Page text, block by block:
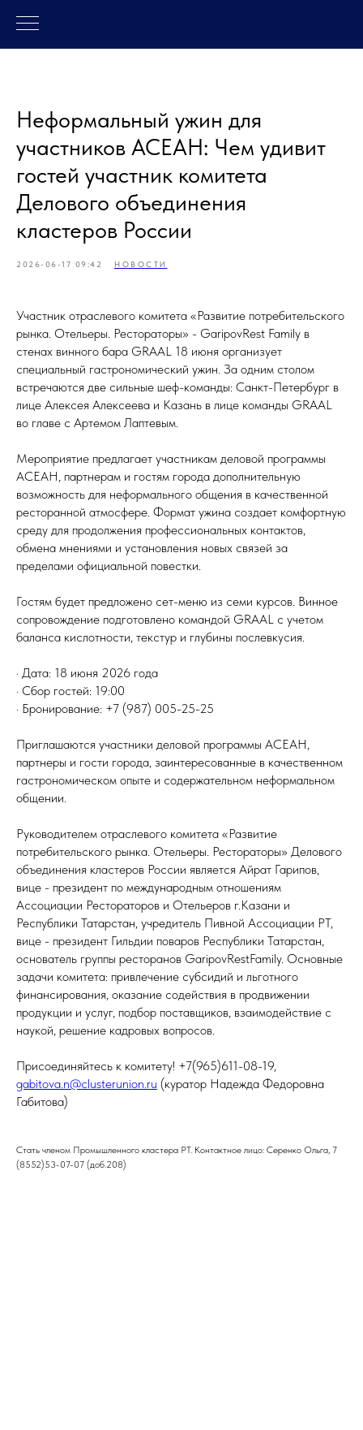
Неформальный ужин для
участников АСЕАН: Чем удивит
гостей участник комитета
Делового объединения
кластеров России
2026-06-17 09:42 НОВОСТИ
Участник отраслевого комитета «Развитие потребительского
рынка. Отельеры. Рестораторы» - GaripovRest Family в
стенах винного бара GRAAL 18 июня организует
специальный гастрономический ужин. За одним столом
встречаются две сильные шеф-команды: Санкт-Петербург в
лице Алексея Алексеева и Казань в лице команды GRAAL
во главе с Артемом Лаптевым.
Мероприятие предлагает участникам деловой программы
АСЕАН, партнерам и гостям города дополнительную
возможность для неформального общения в качественной
ресторанной атмосфере. Формат ужина создает комфортную
среду для продолжения профессиональных контактов,
обмена мнениями и установления новых связей за
пределами официальной повестки.
Гостям будет предложено сет-меню из семи курсов. Винное
сопровождение подготовлено командой GRAAL с учетом
баланса кислотности, текстур и глубины послевкусия.
· Дата: 18 июня 2026 года
· Сбор гостей: 19:00
· Бронирование: +7 (987) 005-25-25
Приглашаются участники деловой программы АСЕАН,
партнеры и гости города, заинтересованные в качественном
гастрономическом опыте и содержательном неформальном
общении.
Руководителем отраслевого комитета «Развитие
потребительского рынка. Отельеры. Рестораторы» Делового
объединения кластеров России является Айрат Гарипов,
вице - президент по международным отношениям
Ассоциации Рестораторов и Отельеров г.Казани и
Республики Татарстан, учредитель Пивной Ассоциации РТ,
вице - президент Гильдии поваров Республики Татарстан,
основатель группы ресторанов GaripovRestFamily. Основные
задачи комитета: привлечение субсидий и льготного
финансирования, оказание содействия в продвижении
продукции и услуг, подбор поставщиков, взаимодействие с
наукой, решение кадровых вопросов.
Присоединяйтесь к комитету! +7(965)611-08-19,
gabitova.n@clusterunion.ru (куратор Надежда Федоровна
Габитова)
Стать членом Промышленного кластера РТ. Контактное лицо: Серенко Ольга, 7
(8552)53-07-07 (доб.208)